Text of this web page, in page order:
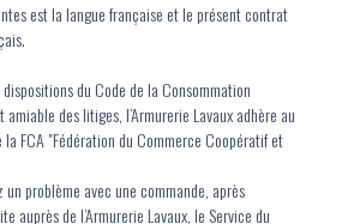
est la langue française et le présent contrat
du Code de la Consommation
des litiges, l’Armurerie Lavaux adhère au
FCA "Fédération du Commerce Coopératif et
problème avec une commande, après
auprès de l’Armurerie Lavaux, le Service du